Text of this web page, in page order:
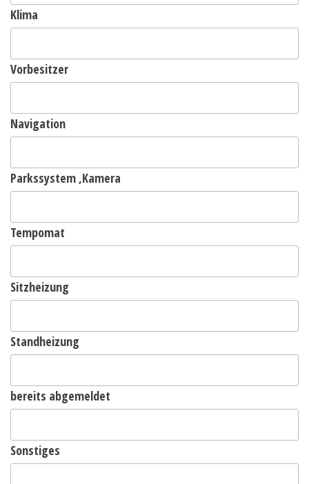
Klima
Vorbesitzer
Navigation
Parkssystem ,Kamera
Tempomat
Sitzheizung
Standheizung
bereits abgemeldet
Sonstiges